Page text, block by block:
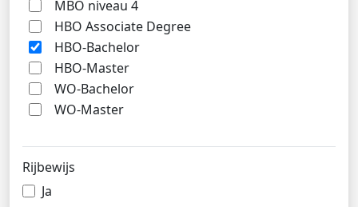
MBO niveau 4
HBO Associate Degree
HBO-Bachelor
HBO-Master
WO-Bachelor
WO-Master
Rijbewijs
Ja